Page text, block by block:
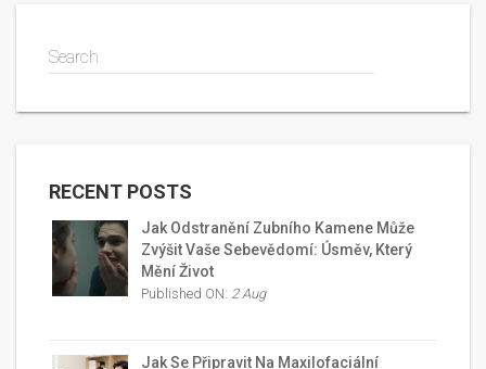
Search
RECENT POSTS
Jak Odstranění Zubního Kamene Může
Zvýšit Vaše Sebevědomí: Úsměv, Který
Mění Život
Published ON: 2 Aug
Jak Se Připravit Na Maxilofaciální